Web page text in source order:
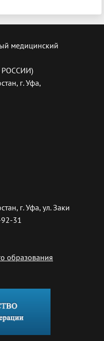
медицинский
г. Уфа,
г. Уфа, ул. Заки
31
образования